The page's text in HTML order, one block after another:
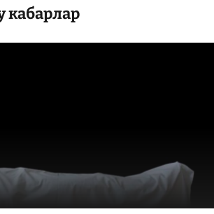
кабарлар